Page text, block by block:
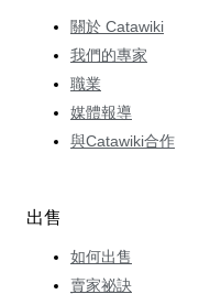
關於 Catawiki
我們的專家
職業
媒體報導
與Catawiki合作
出售
如何出售
賣家祕訣